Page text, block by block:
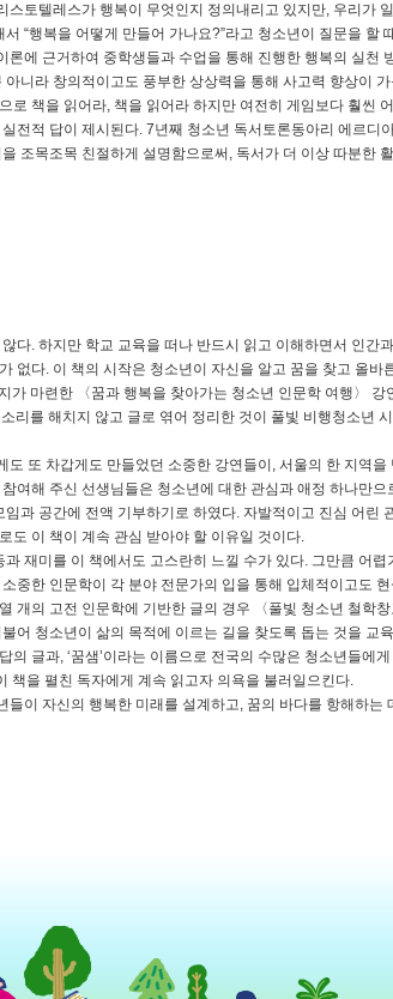
토텔레스가 행복이 무엇인지 정의내리고 있지만, 우리가
“행복을 어떻게 만들어 가나요?”라고 청소년이 질문을 할
에 근거하여 중학생들과 수업을 통해 진행한 행복의 실천
니라 창의적이고도 풍부한 상상력을 통해 사고력 향상이
로 책을 읽어라, 책을 읽어라 하지만 여전히 게임보다 훨씬
전적 답이 제시된다. 7년째 청소년 독서토론동아리 에르디
조목조목 친절하게 설명함으로써, 독서가 더 이상 따분한
다. 하지만 학교 교육을 떠나 반드시 읽고 이해하면서 인간
없다. 이 책의 시작은 청소년이 자신을 알고 꿈을 찾고 올바
가 마련한 〈꿈과 행복을 찾아가는 청소년 인문학 여행〉
리를 해치지 않고 글로 엮어 정리한 것이 풀빛 비행청소년
또 차갑게도 만들었던 소중한 강연들이, 서울의 한 지역을
여해 주신 선생님들은 청소년에 대한 관심과 애정 하나만으
과 공간에 전액 기부하기로 하였다. 자발적이고 진심 어린
도 이 책이 계속 관심 받아야 할 이유일 것이다.
재미를 이 책에서도 고스란히 느낄 수가 있다. 그만큼 어렵
중한 인문학이 각 분야 전문가의 입을 통해 입체적이고도
개의 고전 인문학에 기반한 글의 경우 〈풀빛 청소년 철학
어 청소년이 삶의 목적에 이르는 길을 찾도록 돕는 것을 교
의 글과, ‘꿈샘’이라는 이름으로 전국의 수많은 청소년들에
책을 펼친 독자에게 계속 읽고자 의욕을 불러일으킨다.
들이 자신의 행복한 미래를 설계하고, 꿈의 바다를 항해하는